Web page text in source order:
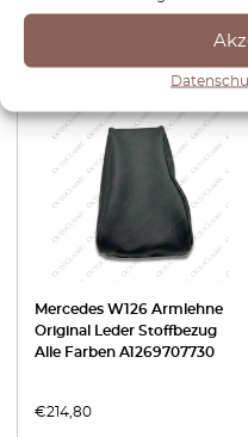
Mercedes W126 Armlehne
Original Leder Stoffbezug
Alle Farben A1269707730
€214,80